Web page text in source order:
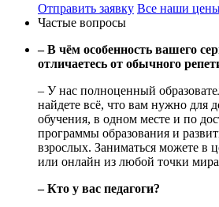
Отправить заявку Все наши
Частые вопросы
– В чём особенность вашего
отличаетесь от обычного
– У нас полноценный
найдете всё, что вам нужно для
обучения, в одном месте и по
программы образования и
взрослых. Заниматься можете в
или онлайн из любой точки
– Кто у вас педагоги?